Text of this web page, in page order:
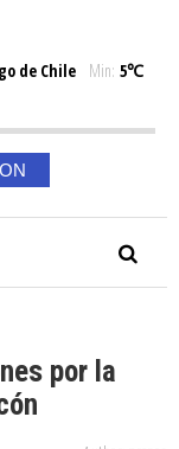
de Chile Min: 5℃
por la